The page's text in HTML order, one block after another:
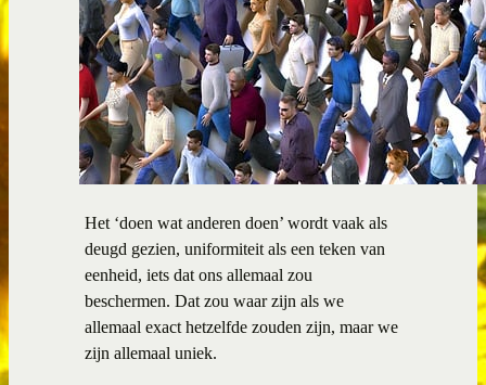
Het ‘doen wat anderen doen’ wordt vaak als
deugd gezien, uniformiteit als een teken van
eenheid, iets dat ons allemaal zou
beschermen. Dat zou waar zijn als we
allemaal exact hetzelfde zouden zijn, maar we
zijn allemaal uniek.